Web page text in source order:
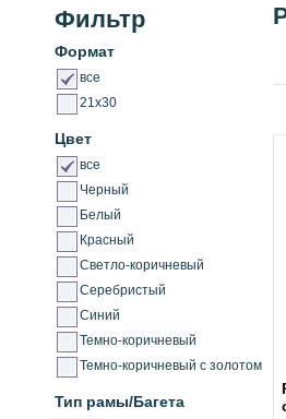
Фильтр
Формат
все
21x30
Цвет
все
Черный
Белый
Красный
Светло-коричневый
Серебристый
Синий
Темно-коричневый
Темно-коричневый с золотом
Тип рамы/Багета